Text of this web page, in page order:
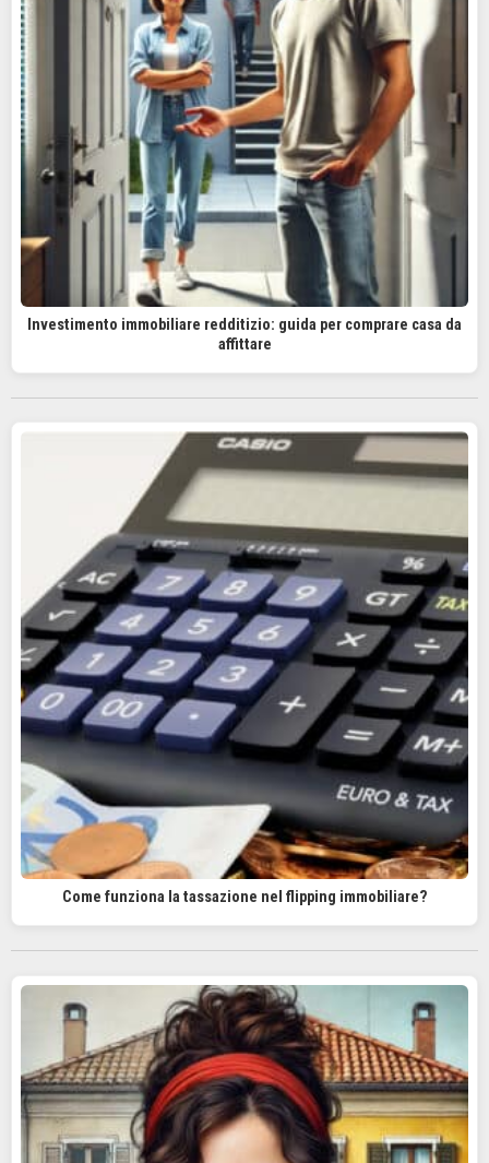
Investimento immobiliare redditizio: guida per comprare casa da
affittare
Come funziona la tassazione nel flipping immobiliare?